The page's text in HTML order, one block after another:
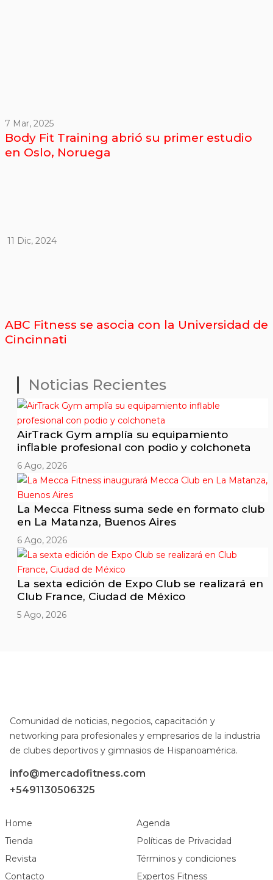
7 Mar, 2025
Body Fit Training abrió su primer estudio
en Oslo, Noruega
11 Dic, 2024
ABC Fitness se asocia con la Universidad de
Cincinnati
Noticias Recientes
AirTrack Gym amplía su equipamiento
inflable profesional con podio y colchoneta
6 Ago, 2026
La Mecca Fitness suma sede en formato club
en La Matanza, Buenos Aires
6 Ago, 2026
La sexta edición de Expo Club se realizará en
Club France, Ciudad de México
5 Ago, 2026
Comunidad de noticias, negocios, capacitación y
networking para profesionales y empresarios de la industria
de clubes deportivos y gimnasios de Hispanoamérica.
info@mercadofitness.com
+5491130506325
Home
Tienda
Revista
Contacto
Agenda
Políticas de Privacidad
Términos y condiciones
Expertos Fitness